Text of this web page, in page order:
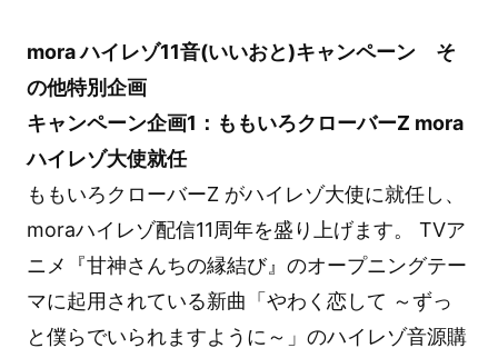
mora ハイレゾ11音(いいおと)キャンペーン そ
の他特別企画
キャンペーン企画1：ももいろクローバーZ mora
ハイレゾ大使就任
ももいろクローバーZ がハイレゾ大使に就任し、
moraハイレゾ配信11周年を盛り上げます。 TVア
ニメ『甘神さんちの縁結び』のオープニングテー
マに起用されている新曲「やわく恋して ～ずっ
と僕らでいられますように～」のハイレゾ音源購